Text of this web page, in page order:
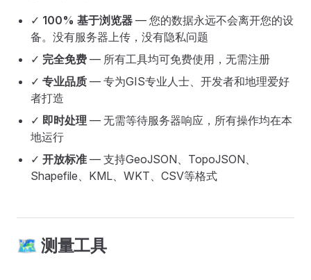
✓ 100% 基于浏览器 — 您的数据永远不会离开您的设
备。没有服务器上传，没有隐私问题
✓ 完全免费 — 所有工具均可免费使用，无需注册
✓ 专业品质 — 专为GIS专业人士、开发者和地理爱好
者打造
✓ 即时处理 — 无需等待服务器响应，所有操作均在本
地运行
✓ 开放标准 — 支持GeoJSON、TopoJSON、
Shapefile、KML、WKT、CSV等格式
🗺️ 测量工具